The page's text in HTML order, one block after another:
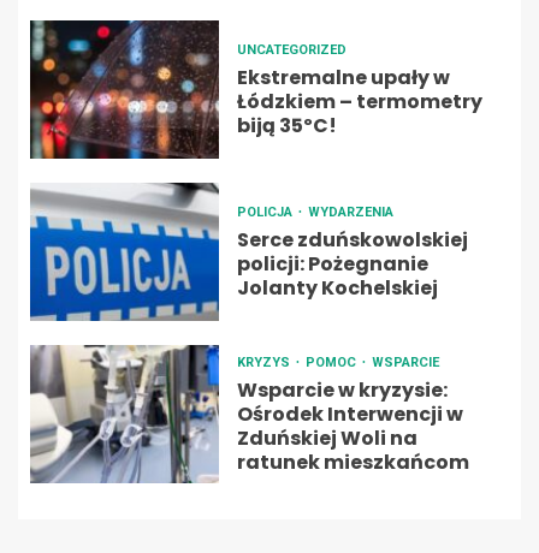
UNCATEGORIZED
Ekstremalne upały w
Łódzkiem – termometry
biją 35ºC!
POLICJA WYDARZENIA
Serce zduńskowolskiej
policji: Pożegnanie
Jolanty Kochelskiej
KRYZYS POMOC WSPARCIE
Wsparcie w kryzysie:
Ośrodek Interwencji w
Zduńskiej Woli na
ratunek mieszkańcom